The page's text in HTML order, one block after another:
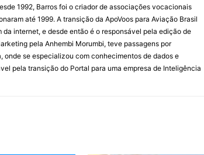
1992, Barros foi o criador de associações vocacionais
até 1999. A transição da ApoVoos para Aviação Brasil
internet, e desde então é o responsável pela edição de
pela Anhembi Morumbi, teve passagens por
onde se especializou com conhecimentos de dados e
pela transição do Portal para uma empresa de Inteligência